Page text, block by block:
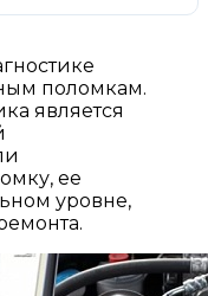
поломкам.
является
ее
уровне,